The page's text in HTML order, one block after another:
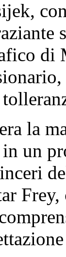
di
la
un